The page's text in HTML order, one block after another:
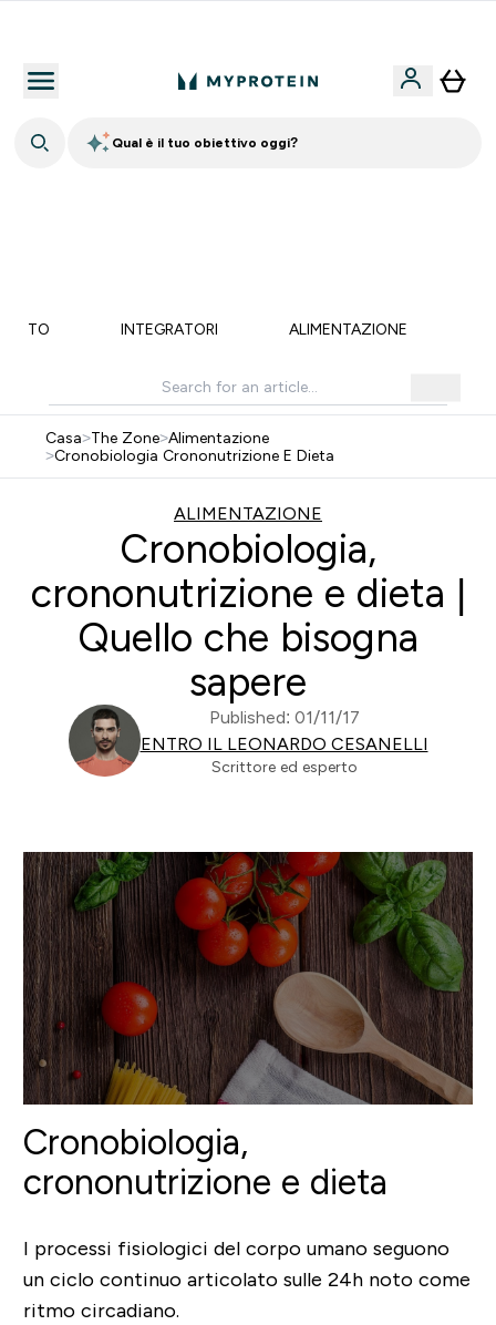
Qual è il tuo obiettivo oggi?
INTEGRATORI ALIMENTAZIONE
Casa>The Zone>Alimentazione
>Cronobiologia Crononutrizione E Dieta
ALIMENTAZIONE
Cronobiologia,
crononutrizione e dieta |
Quello che bisogna
sapere
Published: 01/11/17
ENTRO IL LEONARDO CESANELLI
Scrittore ed esperto
Cronobiologia,
crononutrizione e dieta
I processi fisiologici del corpo umano seguono
un ciclo continuo articolato sulle 24h noto come
ritmo circadiano.